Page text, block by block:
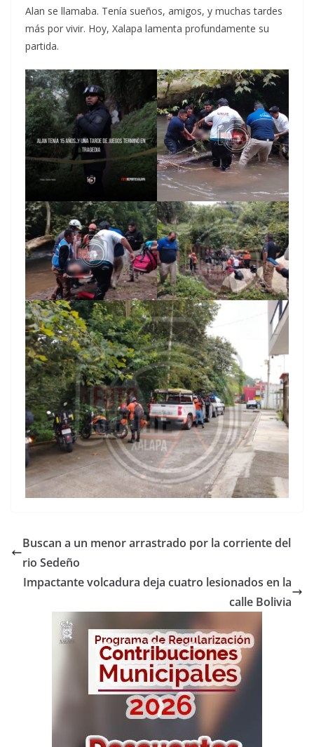
Alan se llamaba. Tenía sueños, amigos, y muchas tardes
más por vivir. Hoy, Xalapa lamenta profundamente su
partida.
Buscan a un menor arrastrado por la corriente del
rio Sedeño
Impactante volcadura deja cuatro lesionados en la
calle Bolivia